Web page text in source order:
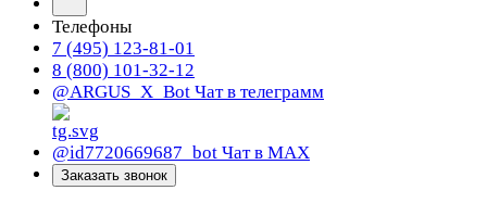
Телефоны
7 (495) 123-81-01
8 (800) 101-32-12
@ARGUS_X_Bot Чат в телеграмм
@id7720669687_bot Чат в МАХ
Заказать звонок